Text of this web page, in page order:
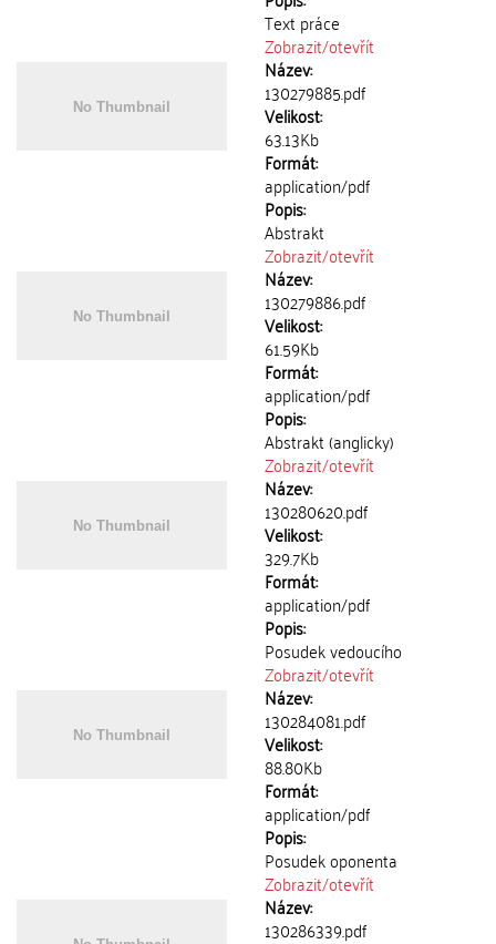
Text práce
Zobrazit/otevřít
Název:
130279885.pdf
Velikost:
63.13Kb
Formát:
application/pdf
Popis:
Abstrakt
Zobrazit/otevřít
Název:
130279886.pdf
Velikost:
61.59Kb
Formát:
application/pdf
Popis:
Abstrakt (anglicky)
Zobrazit/otevřít
Název:
130280620.pdf
Velikost:
329.7Kb
Formát:
application/pdf
Popis:
Posudek vedoucího
Zobrazit/otevřít
Název:
130284081.pdf
Velikost:
88.80Kb
Formát:
application/pdf
Popis:
Posudek oponenta
Zobrazit/otevřít
Název:
130286339.pdf